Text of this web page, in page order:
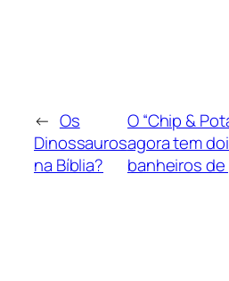
← Os
Dinossauros
na Bíblia?
O “Chip &
agora tem
banheiros